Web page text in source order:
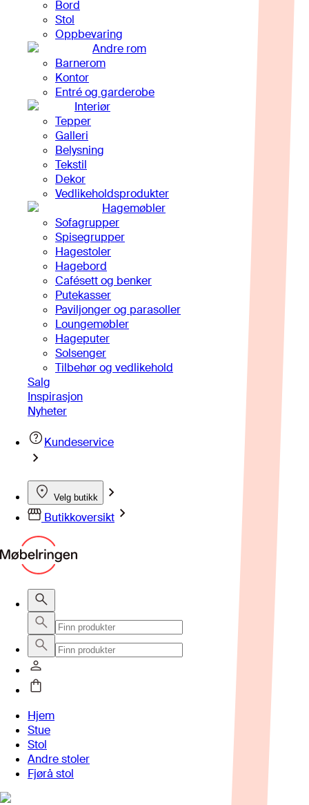
Bord
Stol
Oppbevaring
Andre rom
Barnerom
Kontor
Entré og garderobe
Interiør
Tepper
Galleri
Belysning
Tekstil
Dekor
Vedlikeholdsprodukter
Hagemøbler
Sofagrupper
Spisegrupper
Hagestoler
Hagebord
Cafésett og benker
Putekasser
Paviljonger og parasoller
Loungemøbler
Hageputer
Solsenger
Tilbehør og vedlikehold
Salg
Inspirasjon
Nyheter
Kundeservice
Velg butikk
Butikkoversikt
Hjem
Stue
Stol
Andre stoler
Fjørå stol